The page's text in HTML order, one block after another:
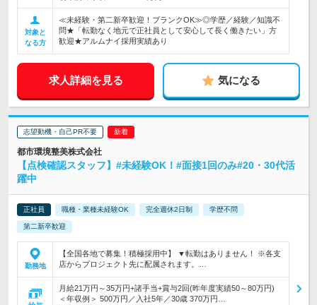
対象と
なる方
≪未経験・第二新卒歓迎！ブランクOK≫◎学歴／経験／知識不
問★「転勤なく地元で正社員として安心して長く働きたい」方
歓迎★アルムナイ採用実績あり
求人詳細を見る 気になる
志望動機・自己PR不要
都市環境整美株式会社
【点検確認スタッフ】#未経験OK！#面接1回のみ#20・30代活
躍中
正社員 職種・業種未経験OK 完全週休2日制 学歴不問
第二新卒歓迎
勤務地
【全国各地で募集！積極採用中】 ▼転勤はありません！ ※各支
店からプロジェクト先に配属されます。…
月給21万円～35万円+諸手当+賞与2回(昨年度実績50～80万円)
＜年収例＞ 500万円／入社5年／30歳 370万円…